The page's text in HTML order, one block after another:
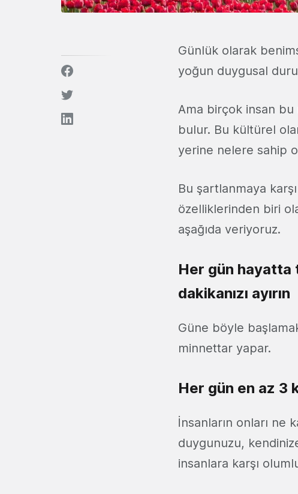
Günlük olarak
yoğun duygusal
Ama birçok insan
bulur. Bu kültürel
yerine nelere sahip
Bu şartlanmaya
özelliklerinden biri
aşağıda veriyoruz.
Her gün
dakikanızı ayırın
Güne böyle
minnettar yapar.
Her gün en az 3
İnsanların onları ne
duygunuzu,
insanlara karşı